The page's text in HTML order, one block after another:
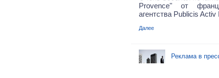
Provence" от
агентства Publicis Activ
Далее
Реклама в